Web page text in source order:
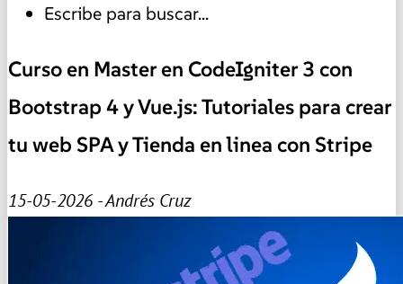
Escribe para buscar...
Curso en Master en CodeIgniter 3 con
Bootstrap 4 y Vue.js: Tutoriales para crear
tu web SPA y Tienda en linea con Stripe
15-05-2026 - Andrés Cruz